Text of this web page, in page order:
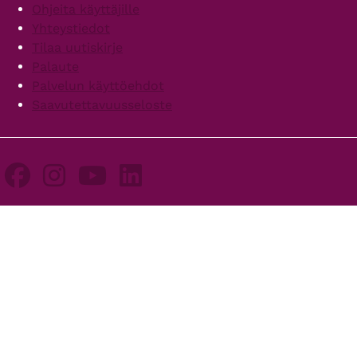
Ohjeita käyttäjille
Yhteystiedot
Tilaa uutiskirje
Palaute
Palvelun käyttöehdot
Saavutettavuusseloste